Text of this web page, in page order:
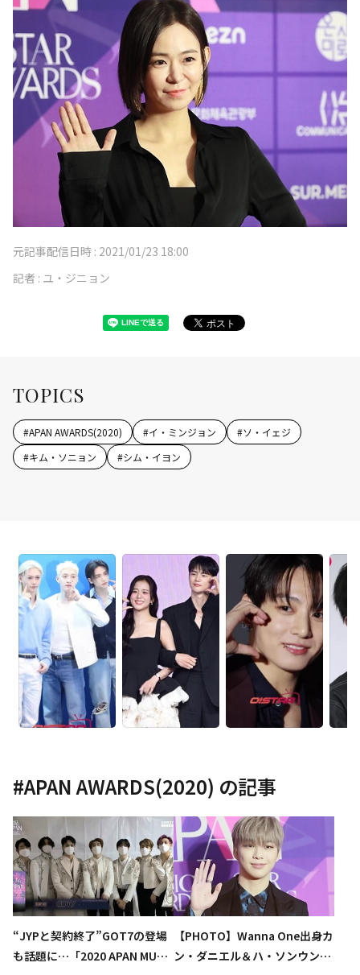
元記事配信日時 : 2021/01/23 18:00
記者 : ユ・ジニョン
TOPICS
#APAN AWARDS(2020) #イ・ミンジョン #ソ・イェジ
#キム・ソニョン #シム・イヨン
#APAN AWARDS(2020) の記事
“JYPと契約終了”GOT7の登場
も話題に…「2020 APAN MUSI
【PHOTO】Wanna One出身カ
ン・ダニエル＆ハ・ソンウン＆